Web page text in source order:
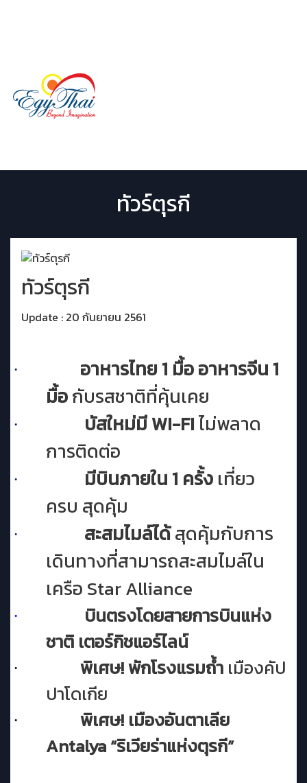
ทัวร์ตุรกี
ทัวร์ตุรกี
Update : 20 กันยายน 2561
·
อาหารไทย 1 มื้อ อาหารจีน 1
มื้อกับรสชาติที่คุ้นเคย
· บัสใหม่มีWI-FIไม่พลาด
การติดต่อ
· มีบินภายใน 1 ครั้ง เที่ยว
ครบ สุดคุ้ม
· สะสมไมล์ได้สุดคุ้มกับการ
เดินทางที่สามารถสะสมไมล์ใน
เครือ Star Alliance
·
บินตรงโดยสายการบินแห่ง
ชาติ เตอร์กิชแอร์ไลน์
· พิเศษ!พักโรงแรมถ้ำ เมืองคัป
ปาโดเกีย
· พิเศษ! เมืองอันตาเลีย
Antalya“ริเวียร่าแห่งตุรกี”